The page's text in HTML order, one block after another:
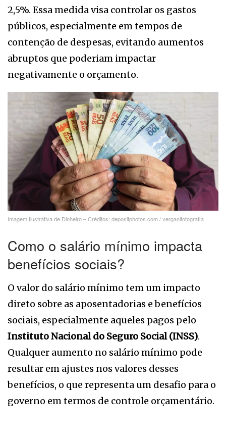
2,5%. Essa medida visa controlar os gastos
públicos, especialmente em tempos de
contenção de despesas, evitando aumentos
abruptos que poderiam impactar
negativamente o orçamento.
Imagem Ilustrativa de Dinheiro – Créditos: depositphotos.com / verganifotografia
Como o salário mínimo impacta
benefícios sociais?
O valor do salário mínimo tem um impacto
direto sobre as aposentadorias e benefícios
sociais, especialmente aqueles pagos pelo
Instituto Nacional do Seguro Social (INSS).
Qualquer aumento no salário mínimo pode
resultar em ajustes nos valores desses
benefícios, o que representa um desafio para o
governo em termos de controle orçamentário.